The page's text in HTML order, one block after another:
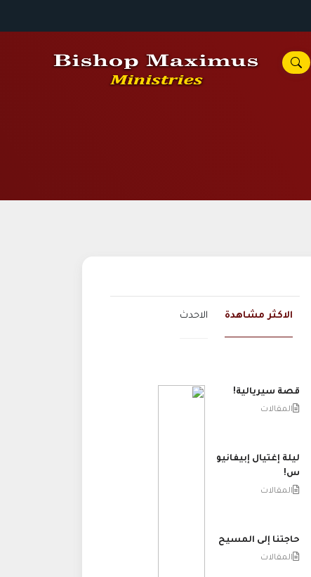
الاكثر مشاهدة الاحدث
قصة سيريالية!
المقالات
ليلة إغتيال إبيفانيو
س!
المقالات
حاجتنا إلى المسيح
المقالات